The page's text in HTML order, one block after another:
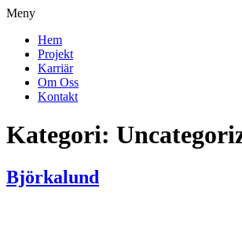
Meny
Hem
Projekt
Karriär
Om Oss
Kontakt
Kategori:
Björkalund